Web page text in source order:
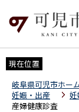
現在位置
岐阜県可児市ホー
妊娠・出産
産婦健康診査